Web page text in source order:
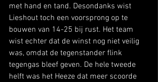
met hand en tand. Desondanks wist
Lieshout toch een voorsprong op te
bouwen van 14-25 bij rust. Het team
wist echter dat de winst nog niet veilig
was, omdat de tegenstander flink
tegengas bleef geven. De hele tweede
helft was het Heeze dat meer scoorde